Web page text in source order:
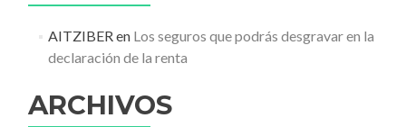
AITZIBERen Los seguros que podrás desgravar en la
declaración de la renta
ARCHIVOS